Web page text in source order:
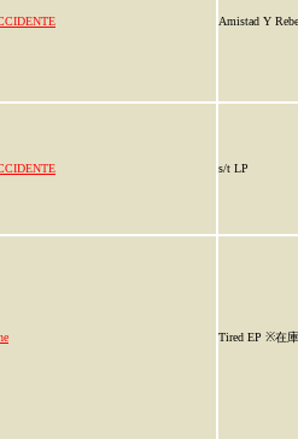
Amistad Y
s/t LP
Tired EP ※在